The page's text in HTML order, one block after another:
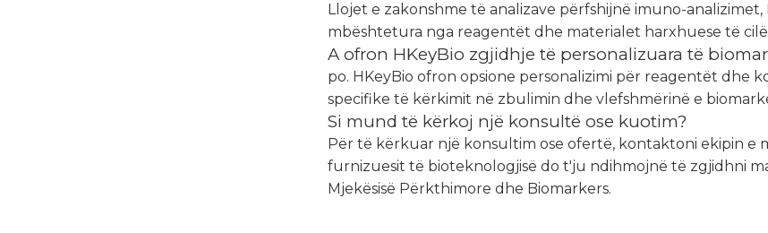
Llojet e zakonshme të analizave përfshijnë imuno-
mbështetura nga reagentët dhe materialet harxhuese të
A ofron HKeyBio zgjidhje të personalizuara të
po. HKeyBio ofron opsione personalizimi për reagentët dhe
specifike të kërkimit në zbulimin dhe vlefshmërinë e
Si mund të kërkoj një konsultë ose kuotim?
Për të kërkuar një konsultim ose ofertë, kontaktoni ekipin e
furnizuesit të bioteknologjisë do t'ju ndihmojnë të zgjidhni
Mjekësisë Përkthimore dhe Biomarkers.